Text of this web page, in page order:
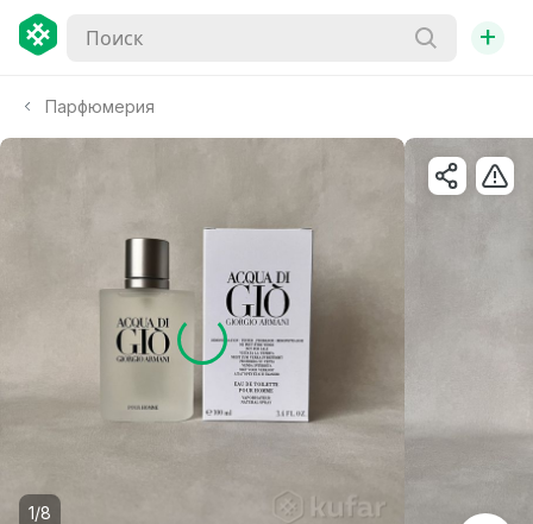
+
Парфюмерия
1/8